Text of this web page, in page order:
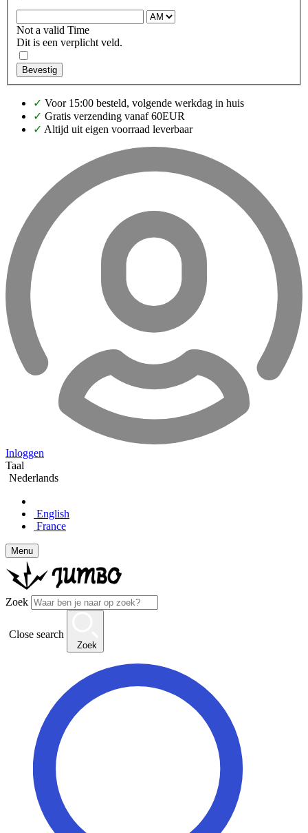
Not a valid Time
Dit is een verplicht veld.
Bevestig
✓ Voor 15:00 besteld, volgende werkdag in huis
✓ Gratis verzending vanaf 60EUR
✓ Altijd uit eigen voorraad leverbaar
Inloggen
Taal
Nederlands
English
France
Menu
Zoek
Close search
Zoek